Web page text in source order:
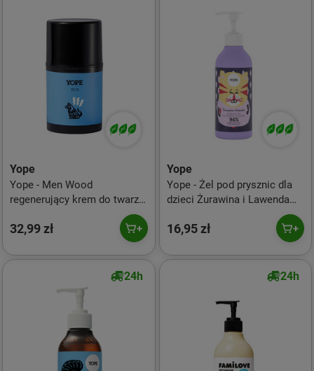
Yope
Yope - Men Wood
regenerujący krem do twarzy
32,99 zł
Yope
Yope - Żel pod prysznic dla
dzieci Żurawina i Lawenda
16,95 zł
24h 24h